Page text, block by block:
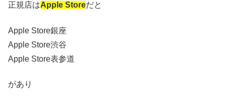
正規店はApple Storeだと
Apple Store銀座
Apple Store渋谷
Apple Store表参道
があり